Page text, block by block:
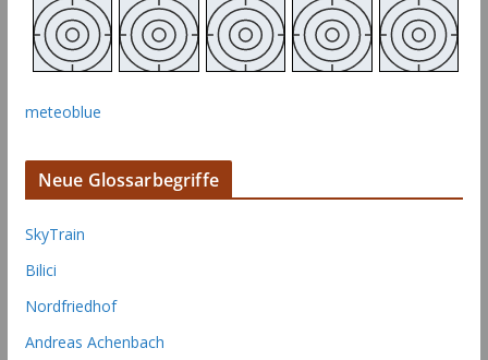
meteoblue
Neue Glossarbegriffe
SkyTrain
Bilici
Nordfriedhof
Andreas Achenbach